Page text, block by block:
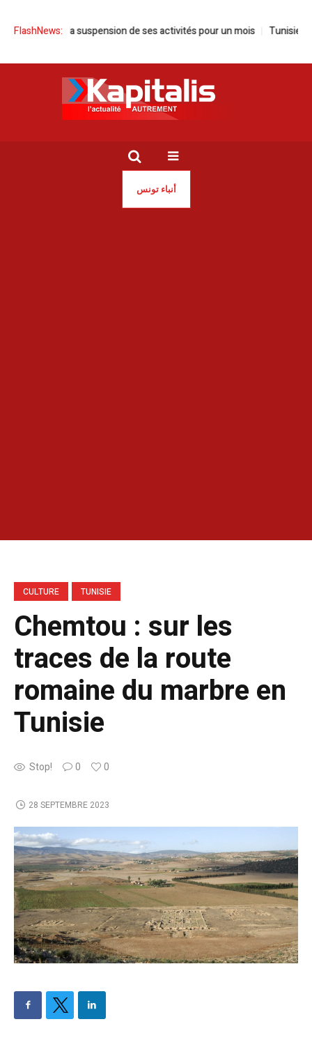
FlashNews:
la suspension de ses activités pour un mois Tunisie | Sayed
أنباء تونس
CULTURE TUNISIE
Chemtou : sur les
traces de la route
romaine du marbre en
Tunisie
Stop! 0 0
28 SEPTEMBRE 2023